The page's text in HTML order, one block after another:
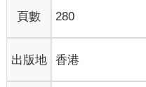
頁數 280
出版地 香港